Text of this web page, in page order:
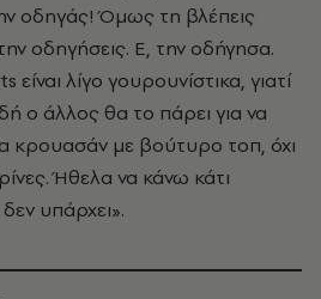
οδηγάς! Όμως τη βλέπεις
οδηγήσεις. Ε, την οδήγησα.
είναι λίγο γουρουνίστικα, γιατί
ο άλλος θα το πάρει για να
κρουασάν με βούτυρο τοπ, όχι
Ήθελα να κάνω κάτι
υπάρχει».